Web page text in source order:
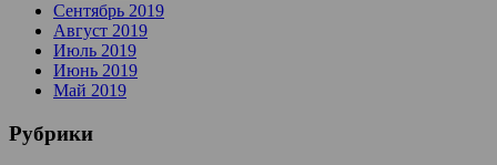
Сентябрь 2019
Август 2019
Июль 2019
Июнь 2019
Май 2019
Рубрики